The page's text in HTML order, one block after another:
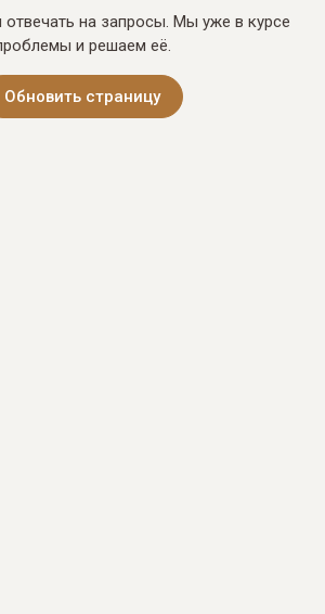
отвечать на запросы. Мы уже в курсе
и решаем её.
Обновить страницу